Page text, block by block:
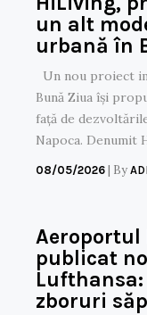
un alt
urbană în
Un nou proiect
Bună Ziua își
față de
Napoca. Denumit
08/05/2026 | By
publicat
zboruri